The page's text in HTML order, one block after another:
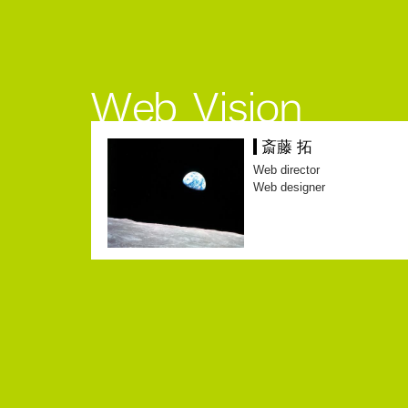
斎藤 拓
Web director
Web designer